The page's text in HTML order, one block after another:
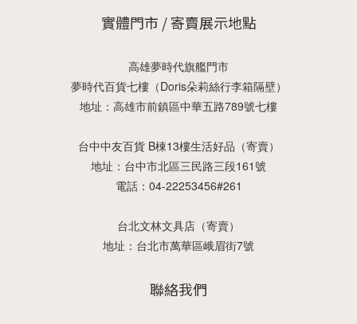
實體門市 / 寄賣展示地點
高雄夢時代旗艦門市
夢時代百貨七樓（Doris朵莉絲行李箱隔壁）
地址：高雄市前鎮區中華五路789號七樓
台中中友百貨 B棟13樓生活好品（寄賣）
地址：台中市北區三民路三段161號
電話：04-22253456#261
台北文林文具店（寄賣）
地址：台北市萬華區峨眉街7號
聯絡我們